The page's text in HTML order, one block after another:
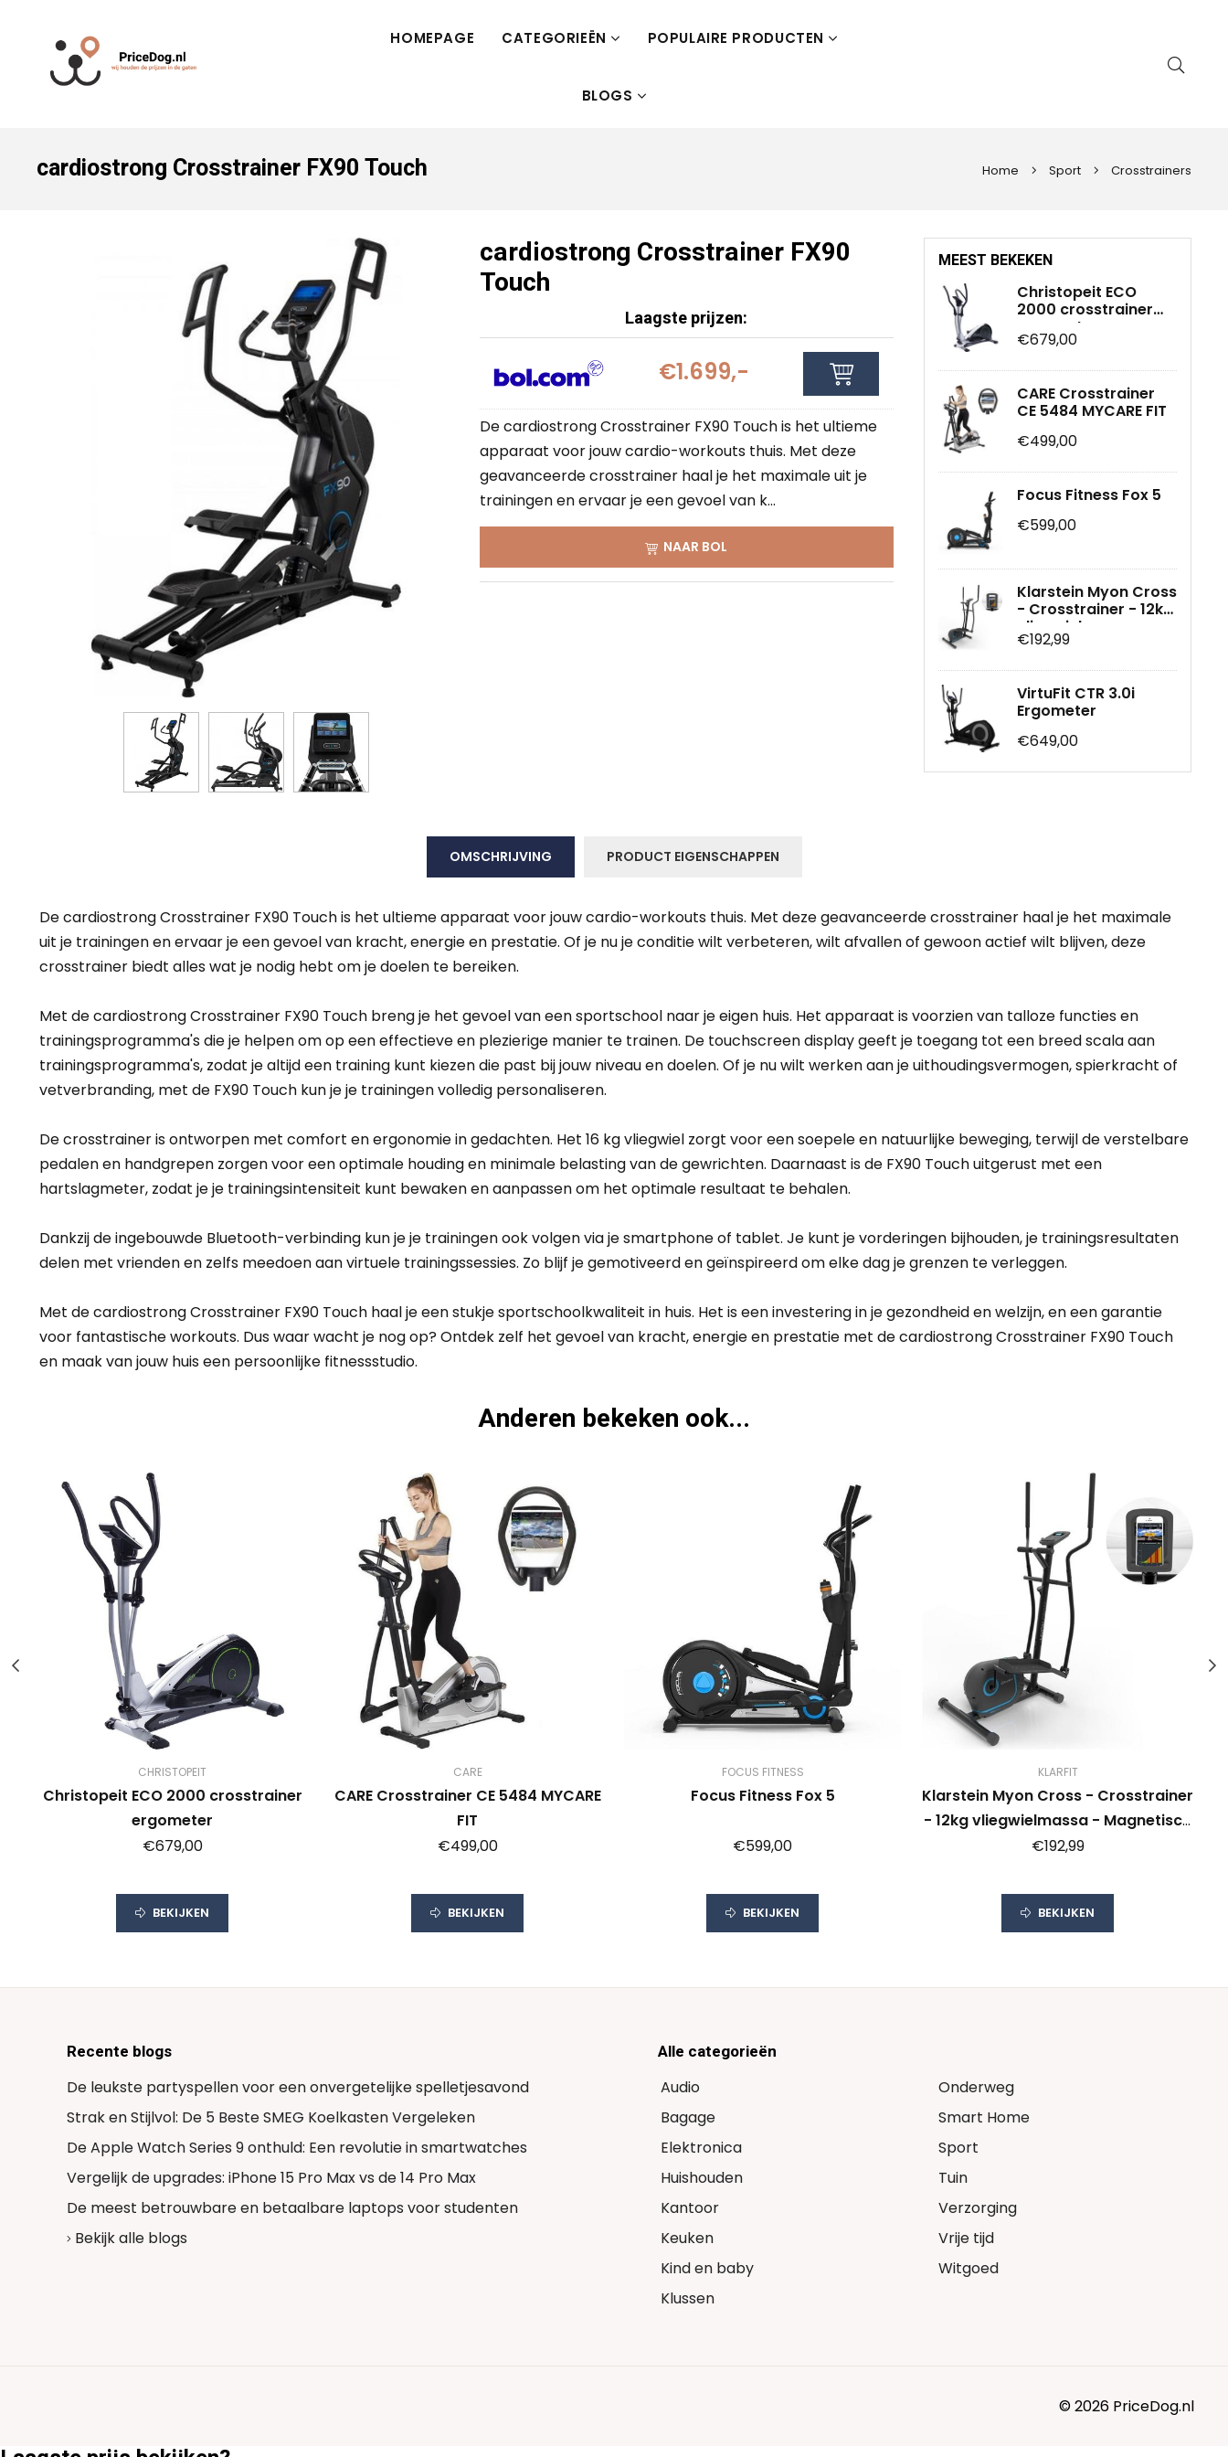
HOMEPAGE CATEGORIEËN POPULAIRE PRODUCTEN
BLOGS
cardiostrong Crosstrainer FX90 Touch Home Sport Crosstrainers
cardiostrong Crosstrainer FX90
Touch
Laagste prijzen:
€1.699,-
De cardiostrong Crosstrainer FX90 Touch is het ultieme
apparaat voor jouw cardio-workouts thuis. Met deze
geavanceerde crosstrainer haal je het maximale uit je
trainingen en ervaar je een gevoel van k...
NAAR BOL
MEEST BEKEKEN
Christopeit ECO
2000 crosstrainer
ergometer
€679,00
CARE Crosstrainer
CE 5484 MYCARE FIT
€499,00
Focus Fitness Fox 5
€599,00
Klarstein Myon Cross
- Crosstrainer - 12kg
vliegwielmassa -
Magnetisch
Kinomap-app
€192,99
VirtuFit CTR 3.0i
Ergometer
€649,00
OMSCHRIJVING PRODUCT EIGENSCHAPPEN
De cardiostrong Crosstrainer FX90 Touch is het ultieme apparaat voor jouw cardio-workouts thuis. Met deze geavanceerde crosstrainer haal je het maximale
uit je trainingen en ervaar je een gevoel van kracht, energie en prestatie. Of je nu je conditie wilt verbeteren, wilt afvallen of gewoon actief wilt blijven, deze
crosstrainer biedt alles wat je nodig hebt om je doelen te bereiken.
Met de cardiostrong Crosstrainer FX90 Touch breng je het gevoel van een sportschool naar je eigen huis. Het apparaat is voorzien van talloze functies en
trainingsprogramma's die je helpen om op een effectieve en plezierige manier te trainen. De touchscreen display geeft je toegang tot een breed scala aan
trainingsprogramma's, zodat je altijd een training kunt kiezen die past bij jouw niveau en doelen. Of je nu wilt werken aan je uithoudingsvermogen, spierkracht of
vetverbranding, met de FX90 Touch kun je je trainingen volledig personaliseren.
De crosstrainer is ontworpen met comfort en ergonomie in gedachten. Het 16 kg vliegwiel zorgt voor een soepele en natuurlijke beweging, terwijl de verstelbare
pedalen en handgrepen zorgen voor een optimale houding en minimale belasting van de gewrichten. Daarnaast is de FX90 Touch uitgerust met een
hartslagmeter, zodat je je trainingsintensiteit kunt bewaken en aanpassen om het optimale resultaat te behalen.
Dankzij de ingebouwde Bluetooth-verbinding kun je je trainingen ook volgen via je smartphone of tablet. Je kunt je vorderingen bijhouden, je trainingsresultaten
delen met vrienden en zelfs meedoen aan virtuele trainingssessies. Zo blijf je gemotiveerd en geïnspireerd om elke dag je grenzen te verleggen.
Met de cardiostrong Crosstrainer FX90 Touch haal je een stukje sportschoolkwaliteit in huis. Het is een investering in je gezondheid en welzijn, en een garantie
voor fantastische workouts. Dus waar wacht je nog op? Ontdek zelf het gevoel van kracht, energie en prestatie met de cardiostrong Crosstrainer FX90 Touch
en maak van jouw huis een persoonlijke fitnessstudio.
Anderen bekeken ook...
CHRISTOPEIT
Christopeit ECO 2000 crosstrainer
ergometer
€679,00
BEKIJKEN
CARE
CARE Crosstrainer CE 5484 MYCARE
FIT
€499,00
BEKIJKEN
FOCUS FITNESS
Focus Fitness Fox 5
€599,00
BEKIJKEN
KLARFIT
Klarstein Myon Cross - Crosstrainer
- 12kg vliegwielmassa - Magnetisch
remsysteem - Tablethouder en
€192,99
BEKIJKEN
Recente blogs
De leukste partyspellen voor een onvergetelijke spelletjesavond
Strak en Stijlvol: De 5 Beste SMEG Koelkasten Vergeleken
De Apple Watch Series 9 onthuld: Een revolutie in smartwatches
Vergelijk de upgrades: iPhone 15 Pro Max vs de 14 Pro Max
De meest betrouwbare en betaalbare laptops voor studenten
Bekijk alle blogs
Alle categorieën
Audio
Bagage
Elektronica
Huishouden
Kantoor
Keuken
Kind en baby
Klussen
Onderweg
Smart Home
Sport
Tuin
Verzorging
Vrije tijd
Witgoed
© 2026 PriceDog.nl